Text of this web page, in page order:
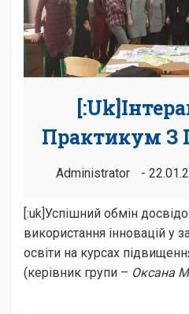
Практикум З
Administrator
[:uk]Успішний обмін
використання інновацій у
освіти на курсах
(керівник групи – Оксана